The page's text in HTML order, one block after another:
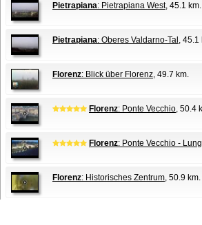
Pietrapiana: Pietrapiana West, 45.1 km.
Pietrapiana: Oberes Valdarno-Tal , 45.1
Florenz: Blick über Florenz, 49.7 km.
Florenz: Ponte Vecchio, 50.4
Florenz: Ponte Vecchio -
Florenz: Historisches Zentrum, 50.9 km.